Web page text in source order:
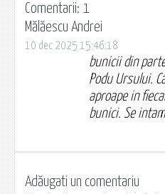
Comentarii: 1
Mălăescu Andrei
10 dec 2025 15:46:18
bunicii din
Podu Ursului.
aproape in
bunici. Se
Adăugati un comentariu